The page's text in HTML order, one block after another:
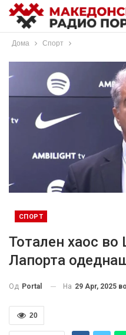
Дома Спорт
СПОРТ
Тотален хаос во
Лапорта
Од Portal На 29 Apr, 2025
20